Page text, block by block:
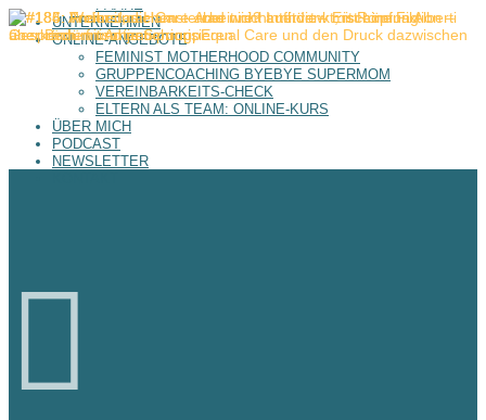
PAARE
UNTERNEHMEN
ONLINE-ANGEBOTE
FEMINIST MOTHERHOOD COMMUNITY
GRUPPENCOACHING BYEBYE SUPERMOM
VEREINBARKEITS-CHECK
ELTERN ALS TEAM: ONLINE-KURS
ÜBER MICH
PODCAST
NEWSLETTER
